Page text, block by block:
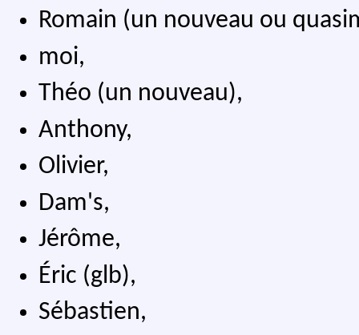
Romain (un nouveau ou
moi,
Théo (un nouveau),
Anthony,
Olivier,
Dam's,
Jérôme,
Éric (glb),
Sébastien,